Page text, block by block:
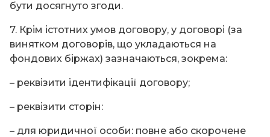
бути досягнуто згоди.
7. Крім істотних умов договору, у договорі (за
винятком договорів, що укладаються на
фондових біржах) зазначаються, зокрема:
– реквізити ідентифікації договору;
– реквізити сторін:
– для юридичної особи: повне або скорочене